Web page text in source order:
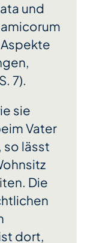
und
7).
sie
Vater
so lässt
Die
dort,